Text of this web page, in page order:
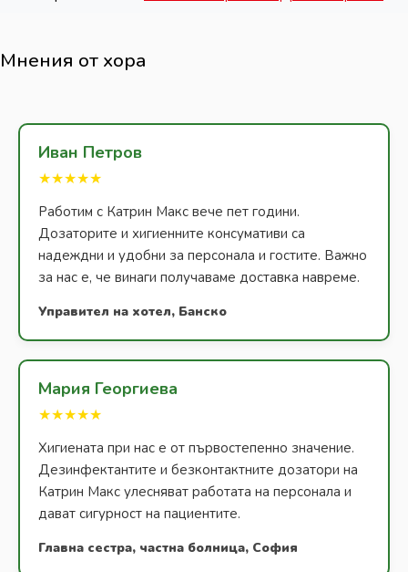
Мнения от хора
Иван Петров
★★★★★
Работим с Катрин Макс вече пет години.
Дозаторите и хигиенните консумативи са
надеждни и удобни за персонала и гостите. Важно
за нас е, че винаги получаваме доставка навреме.
Управител на хотел, Банско
Мария Георгиева
★★★★★
Хигиената при нас е от първостепенно значение.
Дезинфектантите и безконтактните дозатори на
Катрин Макс улесняват работата на персонала и
дават сигурност на пациентите.
Главна сестра, частна болница, София